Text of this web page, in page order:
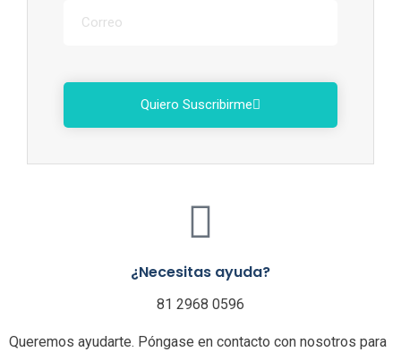
Quiero Suscribirme
¿Necesitas ayuda?
81 2968 0596
Queremos ayudarte. Póngase en contacto con nosotros para